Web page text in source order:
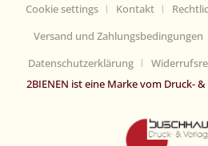
Cookie settings Kontakt
Versand und Zahlungsbedingungen
Datenschutzerklärung
2BIENEN ist eine Marke vom Druck-